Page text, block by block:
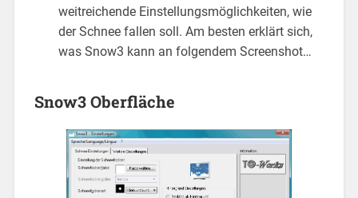
weitreichende Einstellungsmöglichkeiten, wie
der Schnee fallen soll. Am besten erklärt sich,
was Snow3 kann an folgendem Screenshot…
Snow3 Oberfläche